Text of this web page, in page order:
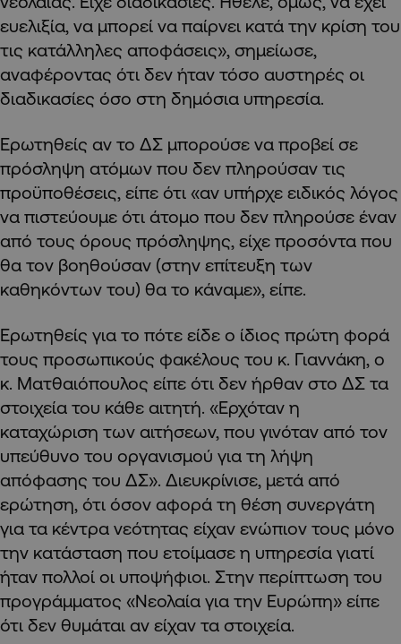
ευελιξία, να μπορεί να παίρνει κατά την κρίση του
τις κατάλληλες αποφάσεις», σημείωσε,
αναφέροντας ότι δεν ήταν τόσο αυστηρές οι
διαδικασίες όσο στη δημόσια υπηρεσία.
Ερωτηθείς αν το ΔΣ μπορούσε να προβεί σε
πρόσληψη ατόμων που δεν πληρούσαν τις
προϋποθέσεις, είπε ότι «αν υπήρχε ειδικός λόγος
να πιστεύουμε ότι άτομο που δεν πληρούσε έναν
από τους όρους πρόσληψης, είχε προσόντα που
θα τον βοηθούσαν (στην επίτευξη των
καθηκόντων του) θα το κάναμε», είπε.
Ερωτηθείς για το πότε είδε ο ίδιος πρώτη φορά
τους προσωπικούς φακέλους του κ. Γιαννάκη, ο
κ. Ματθαιόπουλος είπε ότι δεν ήρθαν στο ΔΣ τα
στοιχεία του κάθε αιτητή. «Ερχόταν η
καταχώριση των αιτήσεων, που γινόταν από τον
υπεύθυνο του οργανισμού για τη λήψη
απόφασης του ΔΣ». Διευκρίνισε, μετά από
ερώτηση, ότι όσον αφορά τη θέση συνεργάτη
για τα κέντρα νεότητας είχαν ενώπιον τους μόνο
την κατάσταση που ετοίμασε η υπηρεσία γιατί
ήταν πολλοί οι υποψήφιοι. Στην περίπτωση του
προγράμματος «Νεολαία για την Ευρώπη» είπε
ότι δεν θυμάται αν είχαν τα στοιχεία.